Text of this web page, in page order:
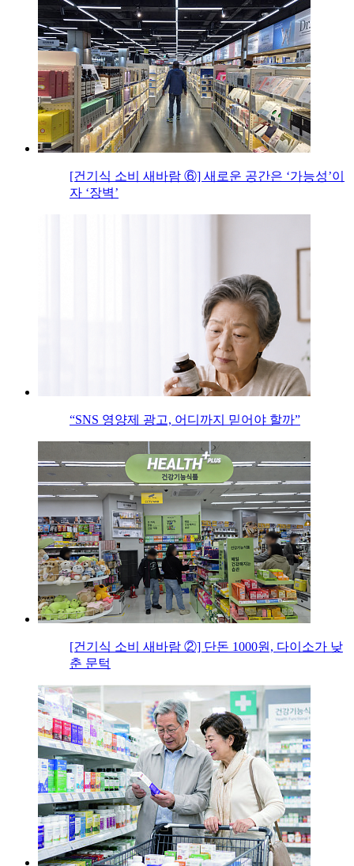
[건기식 소비 새바람 ⑥] 새로운 공간은 ‘가능성’이
자 ‘장벽’
“SNS 영양제 광고, 어디까지 믿어야 할까”
[건기식 소비 새바람 ②] 단돈 1000원, 다이소가 낮
춘 문턱